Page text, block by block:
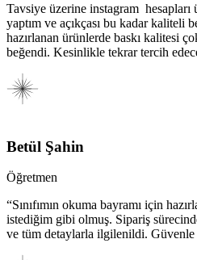
Tavsiye üzerine instagram hesapları
yaptım ve açıkçası bu kadar kaliteli
hazırlanan ürünlerde baskı kalitesi
beğendi. Kesinlikle tekrar tercih
Betül Şahin
Öğretmen
“Sınıfımın okuma bayramı için
istediğim gibi olmuş. Sipariş
ve tüm detaylarla ilgilenildi. Güvenle